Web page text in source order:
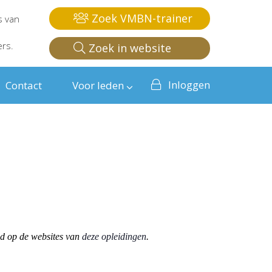
van
Zoek VMBN-trainer
Zoek in website
Contact Voor leden Inloggen
op de websites van deze opleidingen.